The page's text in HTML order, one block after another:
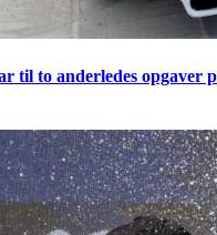
til to anderledes opgaver